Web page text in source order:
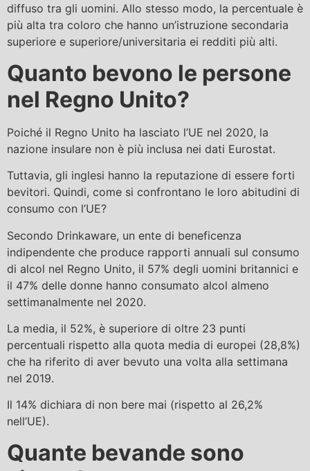
diffuso tra gli uomini. Allo stesso modo, la percentuale è
più alta tra coloro che hanno un’istruzione secondaria
superiore e superiore/universitaria ei redditi più alti.
Quanto bevono le persone
nel Regno Unito?
Poiché il Regno Unito ha lasciato l’UE nel 2020, la
nazione insulare non è più inclusa nei dati Eurostat.
Tuttavia, gli inglesi hanno la reputazione di essere forti
bevitori. Quindi, come si confrontano le loro abitudini di
consumo con l’UE?
Secondo Drinkaware, un ente di beneficenza
indipendente che produce rapporti annuali sul consumo
di alcol nel Regno Unito, il 57% degli uomini britannici e
il 47% delle donne hanno consumato alcol almeno
settimanalmente nel 2020.
La media, il 52%, è superiore di oltre 23 punti
percentuali rispetto alla quota media di europei (28,8%)
che ha riferito di aver bevuto una volta alla settimana
nel 2019.
Il 14% dichiara di non bere mai (rispetto al 26,2%
nell’UE).
Quante bevande sono